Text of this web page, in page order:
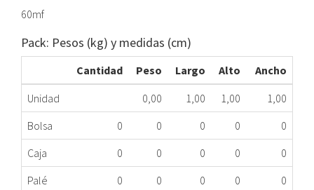
60mf
Pack: Pesos (kg) y medidas (cm)
Cantidad Peso Largo Alto
Ancho
Unidad
0,00 1,00 1,00
1,00
Bolsa
0 0 0 0
0
Caja
0 0 0 0
0
Palé
0 0 0 0 0